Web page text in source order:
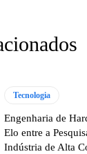
Tecnologia
Engenharia de
Elo entre a
Indústria de Alta